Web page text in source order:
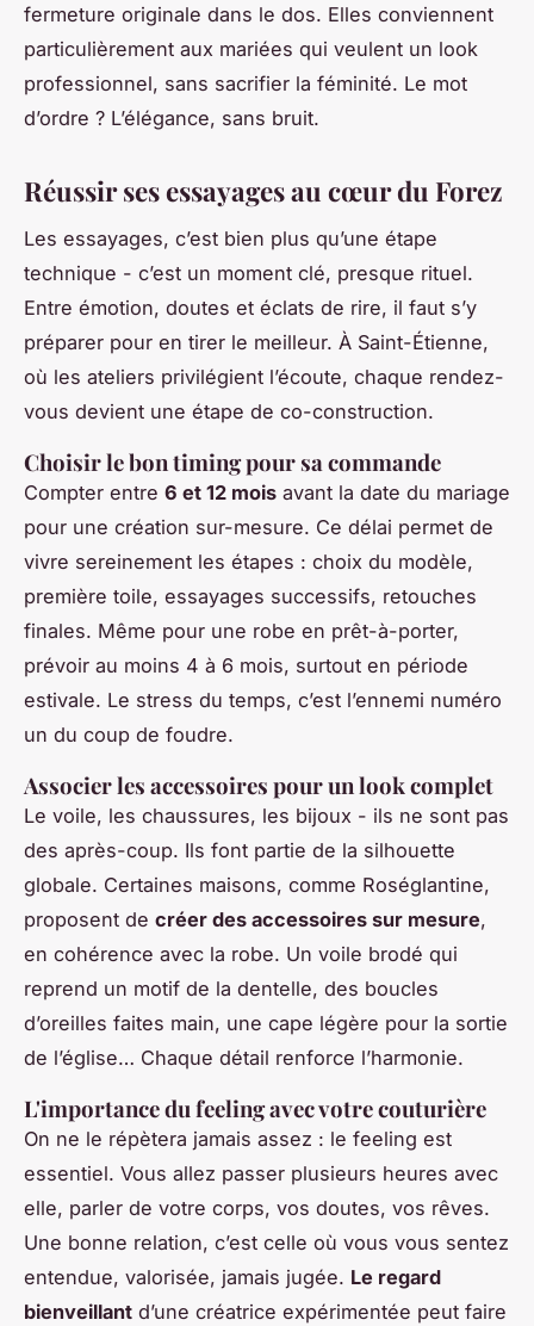
fermeture originale dans le dos. Elles conviennent
particulièrement aux mariées qui veulent un look
professionnel, sans sacrifier la féminité. Le mot
d’ordre ? L’élégance, sans bruit.
Réussir ses essayages au cœur du Forez
Les essayages, c’est bien plus qu’une étape
technique - c’est un moment clé, presque rituel.
Entre émotion, doutes et éclats de rire, il faut s’y
préparer pour en tirer le meilleur. À Saint-Étienne,
où les ateliers privilégient l’écoute, chaque rendez-
vous devient une étape de co-construction.
Choisir le bon timing pour sa commande
Compter entre 6 et 12 mois avant la date du mariage
pour une création sur-mesure. Ce délai permet de
vivre sereinement les étapes : choix du modèle,
première toile, essayages successifs, retouches
finales. Même pour une robe en prêt-à-porter,
prévoir au moins 4 à 6 mois, surtout en période
estivale. Le stress du temps, c’est l’ennemi numéro
un du coup de foudre.
Associer les accessoires pour un look complet
Le voile, les chaussures, les bijoux - ils ne sont pas
des après-coup. Ils font partie de la silhouette
globale. Certaines maisons, comme Roséglantine,
proposent de créer des accessoires sur mesure,
en cohérence avec la robe. Un voile brodé qui
reprend un motif de la dentelle, des boucles
d’oreilles faites main, une cape légère pour la sortie
de l’église… Chaque détail renforce l’harmonie.
L'importance du feeling avec votre couturière
On ne le répètera jamais assez : le feeling est
essentiel. Vous allez passer plusieurs heures avec
elle, parler de votre corps, vos doutes, vos rêves.
Une bonne relation, c’est celle où vous vous sentez
entendue, valorisée, jamais jugée. Le regard
bienveillant d’une créatrice expérimentée peut faire